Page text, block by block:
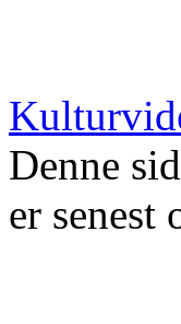
Denne
er senest